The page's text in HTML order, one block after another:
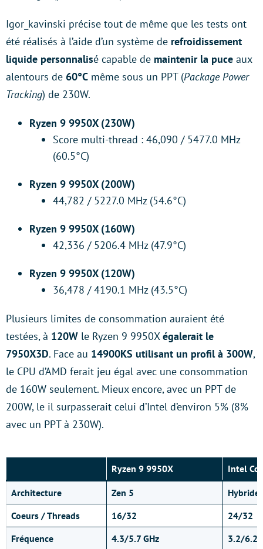
Igor_kavinski précise tout de même que les tests ont
été réalisés à l’aide d’un système de refroidissement
liquide personnalisé capable de maintenir la puce aux
alentours de 60°C même sous un PPT (Package Power
Tracking) de 230W.
Ryzen 9 9950X (230W)
Score multi-thread : 46,090 / 5477.0 MHz
(60.5°C)
Ryzen 9 9950X (200W)
44,782 / 5227.0 MHz (54.6°C)
Ryzen 9 9950X (160W)
42,336 / 5206.4 MHz (47.9°C)
Ryzen 9 9950X (120W)
36,478 / 4190.1 MHz (43.5°C)
Plusieurs limites de consommation auraient été
testées, à 120W le Ryzen 9 9950Xégalerait le
7950X3D. Face au 14900KS utilisant un profil à 300W,
le CPU d’AMD ferait jeu égal avec une consommation
de 160W seulement. Mieux encore, avec un PPT de
200W, le il surpasserait celui d’Intel d’environ 5% (8%
avec un PPT à 230W).
Ryzen 9 9950X Intel
Architecture Zen 5
Hybride
Coeurs / Threads
16/32
24/32
Fréquence
4.3/5.7 GHz
3.2/6.2